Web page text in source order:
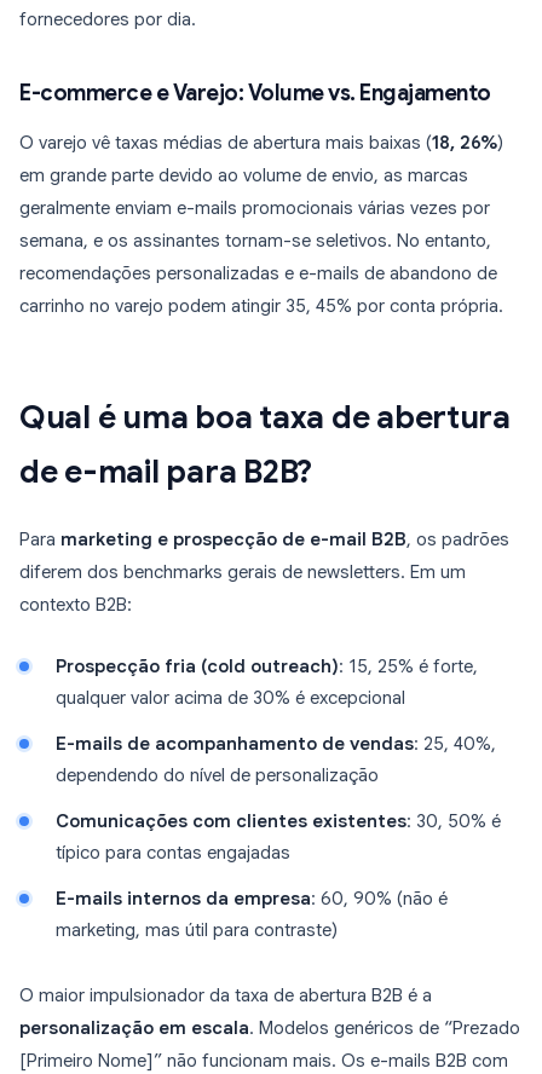
fornecedores por dia.
E-commerce e Varejo: Volume vs. Engajamento
O varejo vê taxas médias de abertura mais baixas (18, 26%)
em grande parte devido ao volume de envio, as marcas
geralmente enviam e-mails promocionais várias vezes por
semana, e os assinantes tornam-se seletivos. No entanto,
recomendações personalizadas e e-mails de abandono de
carrinho no varejo podem atingir 35, 45% por conta própria.
Qual é uma boa taxa de abertura
de e-mail para B2B?
Para marketing e prospecção de e-mail B2B, os padrões
diferem dos benchmarks gerais de newsletters. Em um
contexto B2B:
Prospecção fria (cold outreach): 15, 25% é forte,
qualquer valor acima de 30% é excepcional
E-mails de acompanhamento de vendas: 25, 40%,
dependendo do nível de personalização
Comunicações com clientes existentes: 30, 50% é
típico para contas engajadas
E-mails internos da empresa: 60, 90% (não é
marketing, mas útil para contraste)
O maior impulsionador da taxa de abertura B2B é a
personalização em escala. Modelos genéricos de “Prezado
[Primeiro Nome]” não funcionam mais. Os e-mails B2B com